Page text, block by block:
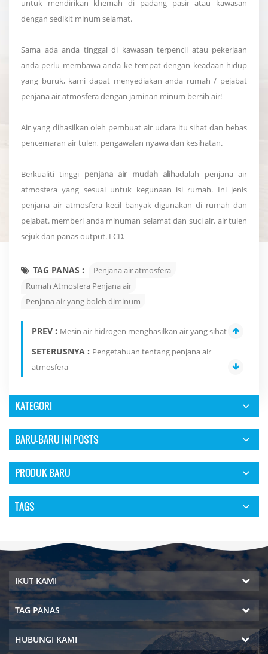
untuk mendirikan khemah di padang pasir atau kawasan
dengan sedikit minum selamat.
Sama ada anda tinggal di kawasan terpencil atau pekerjaan
anda perlu membawa anda ke tempat dengan keadaan hidup
yang buruk, kami dapat menyediakan anda rumah / pejabat
penjana air atmosfera dengan jaminan minum bersih air!
Air yang dihasilkan oleh pembuat air udara itu sihat dan bebas
pencemaran air tulen, pengawalan nyawa dan kesihatan.
Berkualiti tinggi penjana air mudah alihadalah penjana air
atmosfera yang sesuai untuk kegunaan isi rumah. Ini jenis
penjana air atmosfera kecil banyak digunakan di rumah dan
pejabat. memberi anda minuman selamat dan suci air. air tulen
sejuk dan panas output. LCD.
TAG PANAS :
Penjana air atmosfera
Rumah Atmosfera Penjana air
Penjana air yang boleh diminum
PREV : Mesin air hidrogen menghasilkan air yang sihat
SETERUSNYA : Pengetahuan tentang penjana air
atmosfera
KATEGORI
BARU-BARU INI POSTS
PRODUK BARU
TAGS
IKUT KAMI
TAG PANAS
HUBUNGI KAMI